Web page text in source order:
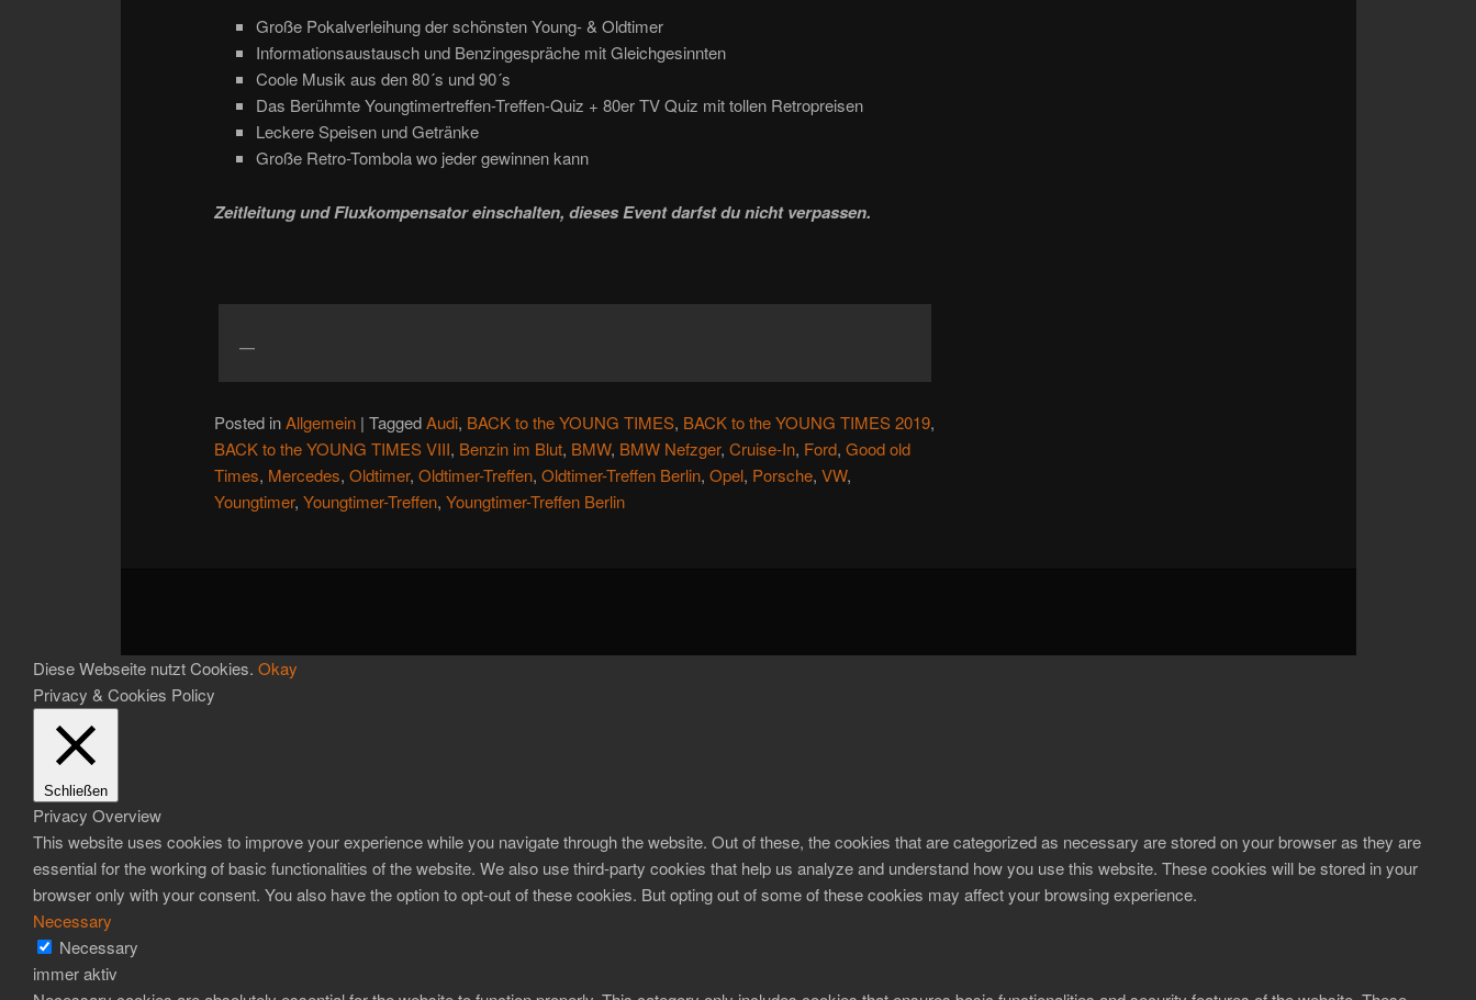
Große Pokalverleihung der schönsten Young- & Oldtimer
Informationsaustausch und Benzingespräche mit Gleichgesinnten
Coole Musik aus den 80´s und 90´s
Das Berühmte Youngtimertreffen-Treffen-Quiz + 80er TV Quiz mit tollen Retropreisen
Leckere Speisen und Getränke
Große Retro-Tombola wo jeder gewinnen kann
Zeitleitung und Fluxkompensator einschalten, dieses Event darfst du nicht verpassen.
Posted inAllgemein | TaggedAudi, BACK to the YOUNG TIMES, BACK to the YOUNG TIMES 2019,
BACK to the YOUNG TIMES VIII, Benzin im Blut, BMW, BMW Nefzger, Cruise-In, Ford, Good old
Times, Mercedes, Oldtimer, Oldtimer-Treffen, Oldtimer-Treffen Berlin, Opel, Porsche, VW,
Youngtimer, Youngtimer-Treffen, Youngtimer-Treffen Berlin
Diese Webseite nutzt Cookies. Okay
Privacy & Cookies Policy
Schließen
Privacy Overview
This website uses cookies to improve your experience while you navigate through the website. Out of these, the cookies that are categorized as necessary are stored on your browser as they are
essential for the working of basic functionalities of the website. We also use third-party cookies that help us analyze and understand how you use this website. These cookies will be stored in your
browser only with your consent. You also have the option to opt-out of these cookies. But opting out of some of these cookies may affect your browsing experience.
Necessary
Necessary
immer aktiv